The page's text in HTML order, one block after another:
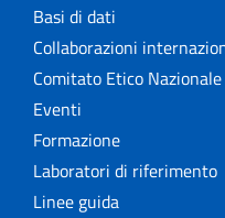
Basi di dati
Collaborazioni
Comitato Etico Nazionale
Eventi
Formazione
Laboratori di riferimento
Linee guida